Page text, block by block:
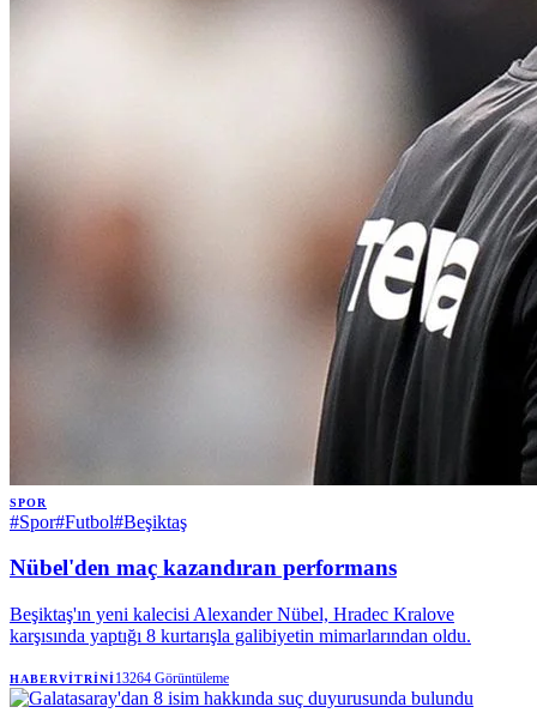
SPOR
#Spor#Futbol#Beşiktaş
Nübel'den maç kazandıran performans
Beşiktaş'ın yeni kalecisi Alexander Nübel, Hradec Kralove
karşısında yaptığı 8 kurtarışla galibiyetin mimarlarından oldu.
HABERVITRINI13264 Görüntüleme